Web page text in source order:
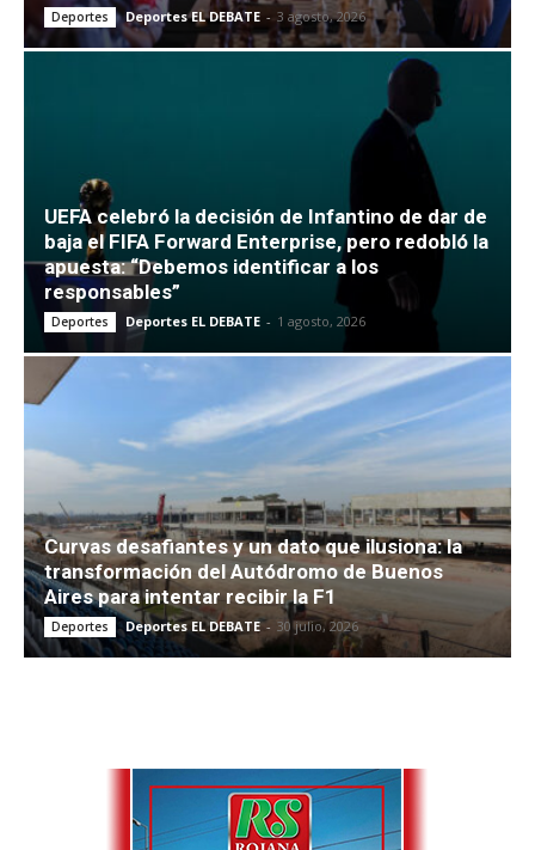
Deportes Deportes EL DEBATE - 3 agosto, 2026
UEFA celebró la decisión de Infantino de dar de
baja el FIFA Forward Enterprise, pero redobló la
apuesta: “Debemos identificar a los
responsables”
Deportes Deportes EL DEBATE - 1 agosto, 2026
Curvas desafiantes y un dato que ilusiona: la
transformación del Autódromo de Buenos
Aires para intentar recibir la F1
Deportes Deportes EL DEBATE - 30 julio, 2026